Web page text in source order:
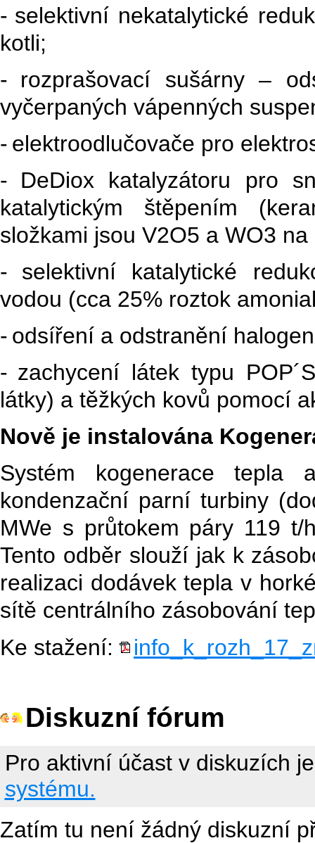
- selektivní nekatalytické
kotli;
- rozprašovací sušárny –
vyčerpaných vápenných
- elektroodlučovače pro
- DeDiox katalyzátoru pro
katalytickým štěpením
složkami jsou V2O5 a WO3
-
selektivní katalytické
vodou (cca 25% roztok
- odsíření a odstranění
- zachycení látek typu
látky) a těžkých kovů pomocí
Nově je instalována
Systém kogenerace
kondenzační parní turbiny
MWe s průtokem páry 119 t/
Tento odběr slouží jak k
realizaci dodávek tepla v
sítě centrálního zásobování
Ke stažení:
Diskuzní fórum
Pro aktivní účast v diskuzích
systému.
Zatím tu není žádný diskuzní